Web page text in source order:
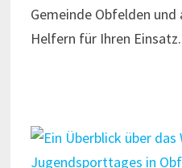
Gemeinde Obfelden
Helfern für Ihren Einsatz.